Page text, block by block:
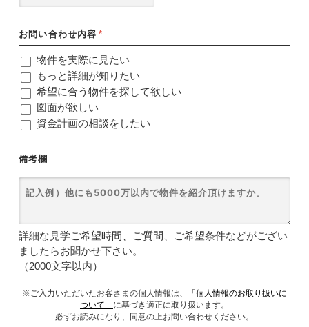
お問い合わせ内容 *
物件を実際に見たい
もっと詳細が知りたい
希望に合う物件を探して欲しい
図面が欲しい
資金計画の相談をしたい
備考欄
詳細な見学ご希望時間、ご質問、ご希望条件などがござい
ましたらお聞かせ下さい。
（2000文字以内）
※ご入力いただいたお客さまの個人情報は、
「個人情報のお取り扱いに
ついて」 に基づき適正に取り扱います。
必ずお読みになり、同意の上お問い合わせください。